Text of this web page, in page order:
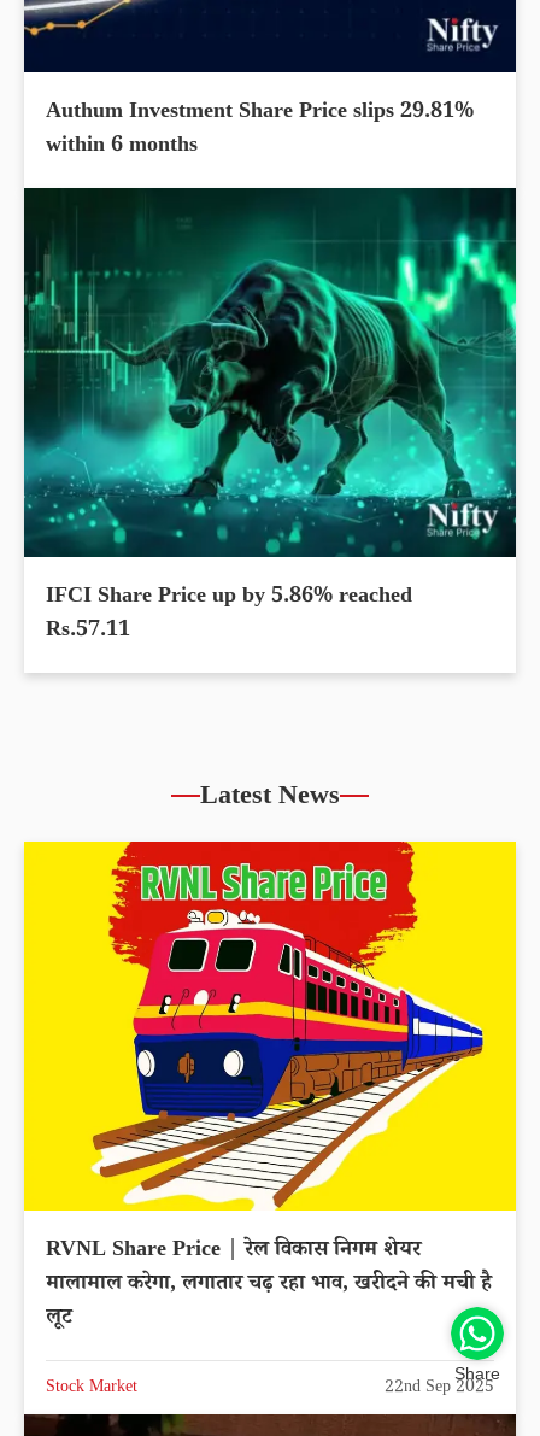
Authum Investment Share Price slips 29.81%
within 6 months
IFCI Share Price up by 5.86% reached
Rs.57.11
Latest News
RVNL Share Price | रेल विकास निगम शेयर
मालामाल करेगा, लगातार चढ़ रहा भाव, खरीदने की मची है
लूट
Stock Market 22nd Sep 2025
Share